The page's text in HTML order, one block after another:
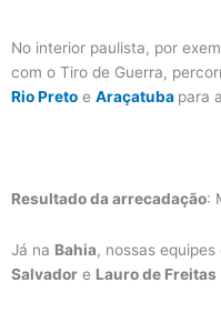
No interior paulista, por
com o Tiro de Guerra,
Rio Preto e Araçatuba para
Resultado da arrecadação:
Já na Bahia, nossas
Salvador e Lauro de Freitas